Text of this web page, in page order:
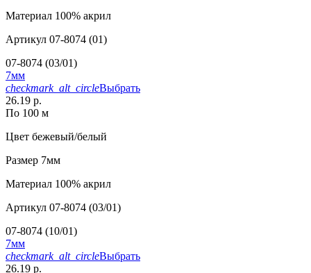
Материал 100% акрил
Артикул 07-8074 (01)
07-8074 (03/01)
7мм
checkmark_alt_circleВыбрать
26.19 р.
По 100 м
Цвет бежевый/белый
Размер 7мм
Материал 100% акрил
Артикул 07-8074 (03/01)
07-8074 (10/01)
7мм
checkmark_alt_circleВыбрать
26.19 р.